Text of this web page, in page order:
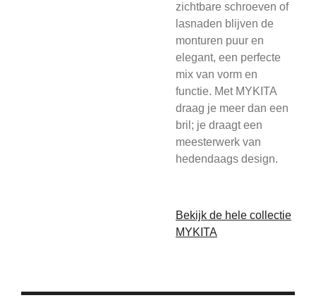
zichtbare schroeven of
lasnaden blijven de
monturen puur en
elegant, een perfecte
mix van vorm en
functie. Met MYKITA
draag je meer dan een
bril; je draagt een
meesterwerk van
hedendaags design.
Bekijk de hele collectie
MYKITA